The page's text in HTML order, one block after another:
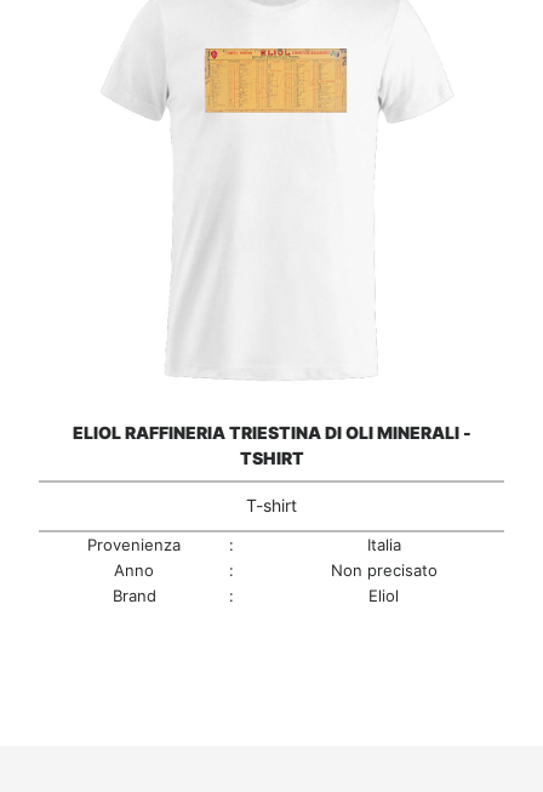
ELIOL RAFFINERIA TRIESTINA DI OLI MINERALI -
TSHIRT
T-shirt
Provenienza :
Italia
Anno
:
Non precisato
Brand
: Eliol